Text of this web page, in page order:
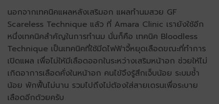
นอกจากเทคนิคแผลหลังเสริมอก แผลทำนมสวย GF
Scareless Technique แล้ว ที่ Amara Clinic เรายังใช้อีก
หนึ่งเทคนิคสำคัญในการทำนม นั่นก็คือ เทคนิค Bloodless
Technique เป็นเทคนิคที่ใช้มีดไฟฟ้าจี้หยุดเลือดขณะที่ทำการ
เปิดแผล เพื่อไม่ให้มีเลือดออกในระหว่างเสริมหน้าอก ช่วยให้ไม่
เกิดอาการเลือดคั่งในหน้าอก คนไข้จึงรู้สึกเจ็บน้อย ระบมช้ำ
น้อย พักฟื้นไม่นาน รวมไปถึงไม่ต้องใส่สายเดรนเพื่อระบาย
เลือดอีกด้วยครับ